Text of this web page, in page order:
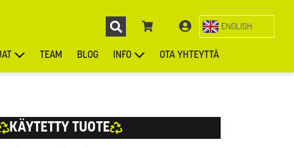
ENGLISH
TEAM BLOG INFO OTA YHTEYTTÄ
KÄYTETTY TUOTE